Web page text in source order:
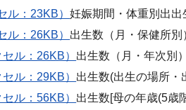
ル：23KB）妊娠期間・体重別出出
ル：26KB） 出生数（月・保健所別
ル：26KB） 出生数（月・年次別）
ル：29KB） 出生数(出生の場所・
ル：56KB） 出生数[母の年歳(5歳